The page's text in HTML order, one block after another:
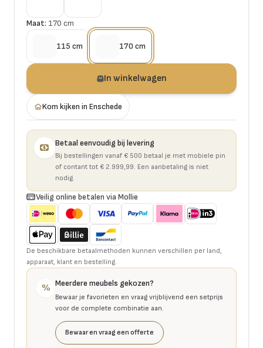
Maat: 170 cm
115 cm 170 cm
In winkelwagen
Kom kijken in Enschede
Betaal eenvoudig bij levering
Bij bestellingen vanaf € 500 betaal je met mobiele pin
of contant tot € 2.999,99. Een aanbetaling is niet
nodig.
Veilig online betalen via Mollie
De beschikbare betaalmethoden kunnen verschillen per land,
apparaat, klant en bestelling.
% Meerdere meubels gekozen?
Bewaar je favorieten en vraag vrijblijvend een setprijs
voor de complete combinatie aan.
Bewaar en vraag een offerte